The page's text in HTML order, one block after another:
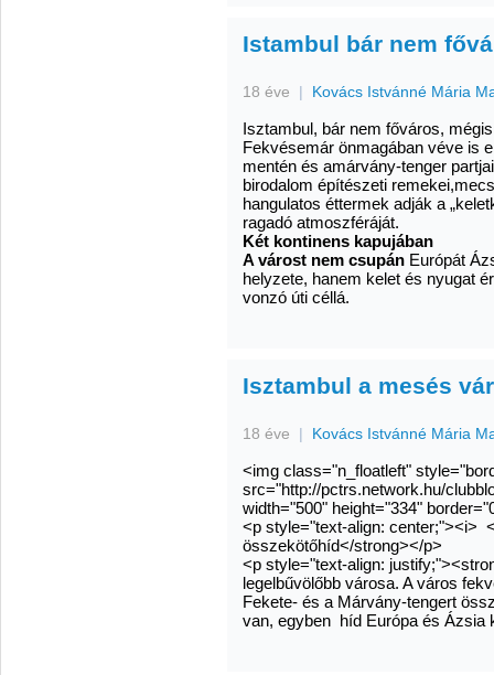
Istambul bár nem
18 éve | Kovács Istvánné Mária
Isztambul, bár nem főváros,
Fekvésemár önmagában véve is
mentén és amárvány-tenger
birodalom építészeti
hangulatos éttermek adják a
ragadó atmoszféráját.
Két kontinens kapujában
A várost nem csupán Európát
helyzete, hanem kelet és nyugat
vonzó úti céllá.
Isztambul a mesés
18 éve | Kovács Istvánné Mária
<img class="n_floatleft"
src="http://pctrs.network.hu/
width="500" height="334"
<p style="text-align: center;"><i>
összekötőhíd</strong></p>
<p style="text-align:
legelbűvölőbb városa. A város
Fekete- és a Márvány-tengert
van, egyben híd Európa és Ázsia